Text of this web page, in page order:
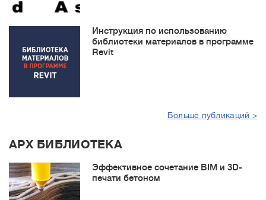
Инструкция по использованию
библиотеки материалов в программе
Revit
Больше публикаций >
АРХ БИБЛИОТЕКА
Эффективное сочетание BIM и 3D-
печати бетоном